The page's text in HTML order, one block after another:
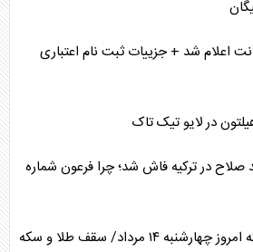
اعلام شد + جزییات ثبت نام اعتباری
در لایو تیک تاک
صلاح در ترکیه فاش شد؛ چرا فرعون شماره
آخرین قیمت طلا و سکه امروز چهارشنبه ۱۴ مرداد/ سقف طلا و سکه